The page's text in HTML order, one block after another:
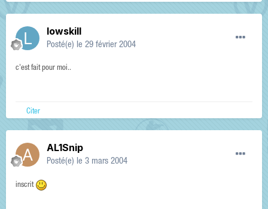
lowskill
Posté(e) le 29 février 2004
c'est fait pour moi..
Citer
AL1Snip
Posté(e) le 3 mars 2004
inscrit